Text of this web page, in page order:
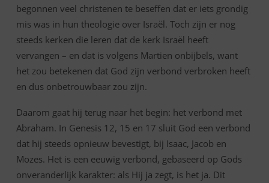
begonnen veel christenen te beseffen dat er iets grondig
mis was in hun theologie over Israël. Toch zijn er nog
steeds kerken die leren dat de kerk Israël heeft
vervangen – en dat is volgens Martien onbijbels, want
het zou betekenen dat God zijn verbond verbroken heeft
en dus onbetrouwbaar zou zijn.
Daarom gaat hij terug naar het begin: het verbond met
Abraham. In Genesis 12, 15 en 17 sluit God een verbond
dat hij steeds opnieuw bevestigt, bij Isaac, Jacob en
Mozes. Het is een eeuwig verbond, gebaseerd op Gods
onveranderlijk karakter: als Hij ja zegt, is het ja. Dit